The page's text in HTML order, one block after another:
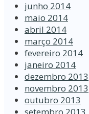
junho 2014
maio 2014
abril 2014
março 2014
fevereiro 2014
janeiro 2014
dezembro 2013
novembro 2013
outubro 2013
setembro 2013